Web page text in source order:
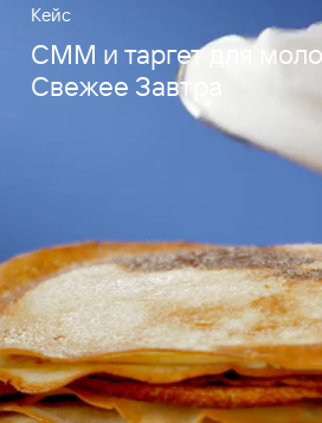
Кейс
СММ и таргет для
Свежее Завтра